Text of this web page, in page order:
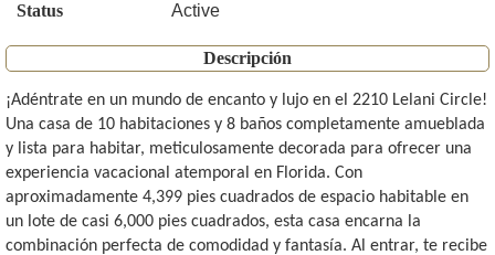
Status Active
Descripción
¡Adéntrate en un mundo de encanto y lujo en el 2210 Lelani Circle!
Una casa de 10 habitaciones y 8 baños completamente amueblada
y lista para habitar, meticulosamente decorada para ofrecer una
experiencia vacacional atemporal en Florida. Con
aproximadamente 4,399 pies cuadrados de espacio habitable en
un lote de casi 6,000 pies cuadrados, esta casa encarna la
combinación perfecta de comodidad y fantasía. Al entrar, te recibe